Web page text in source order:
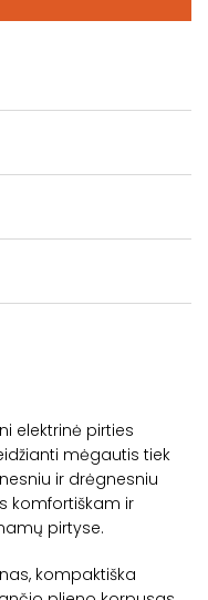
elektrinė pirties
mėgautis tiek
ir drėgnesniu
komfortiškam ir
pirtyse.
kompaktiška